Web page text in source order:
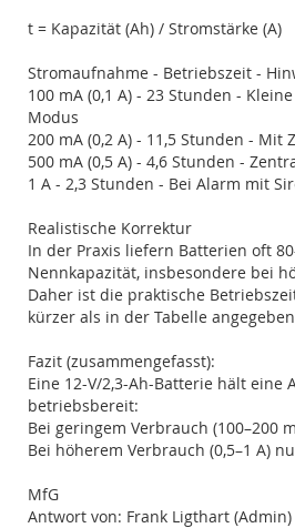
t = Kapazität (Ah) / Stromstärke (A)
Stromaufnahme - Betriebszeit -
100 mA (0,1 A) - 23 Stunden -
Modus
200 mA (0,2 A) - 11,5 Stunden - Mit
500 mA (0,5 A) - 4,6 Stunden -
1 A - 2,3 Stunden - Bei Alarm mit
Realistische Korrektur
In der Praxis liefern Batterien oft
Nennkapazität, insbesondere bei
Daher ist die praktische
kürzer als in der Tabelle
Fazit (zusammengefasst):
Eine 12-V/2,3-Ah-Batterie hält eine
betriebsbereit:
Bei geringem Verbrauch (100–200
Bei höherem Verbrauch (0,5–1 A)
MfG
Antwort von: Frank Ligthart (Admin)